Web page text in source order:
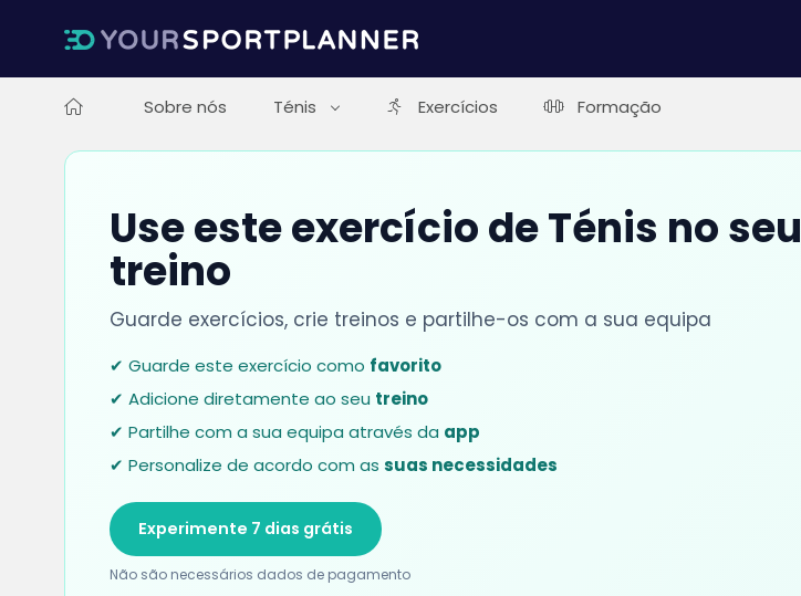
Sobre nós Ténis Exercícios Formação
Use este exercício de Ténis no seu
treino
Guarde exercícios, crie treinos e partilhe-os com a sua equipa
✔ Guarde este exercício como favorito
✔ Adicione diretamente ao seu treino
✔ Partilhe com a sua equipa através da app
✔ Personalize de acordo com as suas necessidades
Experimente 7 dias grátis
Não são necessários dados de pagamento